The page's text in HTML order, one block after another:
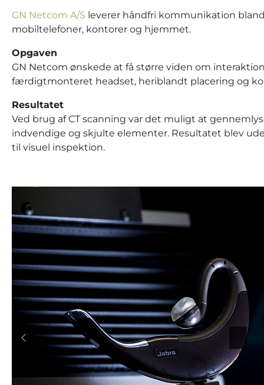
GN Netcom A/S leverer håndfri kommunikation
mobiltelefoner, kontorer og hjemmet.
Opgaven
GN Netcom ønskede at få større viden om
færdigtmonteret headset, heriblandt placering og
Resultatet
Ved brug af CT scanning var det muligt at
indvendige og skjulte elementer. Resultatet blev
til visuel inspektion.
Forrige